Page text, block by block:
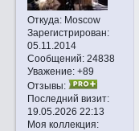
Откуда:Moscow
Зарегистрирован:
05.11.2014
Сообщений:24838
Уважение: +89
Отзывы:
Последний визит:
19.05.2026 22:13
Моя коллекция: